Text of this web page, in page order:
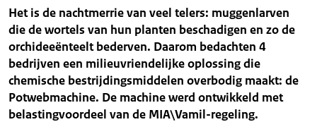
Het is de nachtmerrie van veel telers: muggenlarven
die de wortels van hun planten beschadigen en zo de
orchideeënteelt bederven. Daarom bedachten 4
bedrijven een milieuvriendelijke oplossing die
chemische bestrijdingsmiddelen overbodig maakt: de
Potwebmachine. De machine werd ontwikkeld met
belastingvoordeel van de MIA\Vamil-regeling.